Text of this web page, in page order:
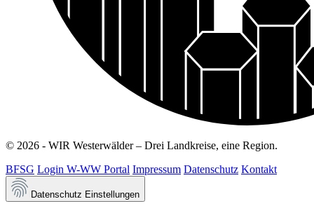
© 2026 - WIR Westerwälder – Drei Landkreise, eine Region.
BFSG Login W-WW Portal Impressum Datenschutz Kontakt
Datenschutz Einstellungen